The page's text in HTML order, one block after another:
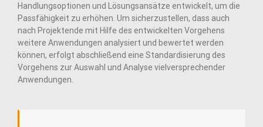
Handlungsoptionen und Lösungsansätze entwickelt, um die
Passfähigkeit zu erhöhen. Um sicherzustellen, dass auch
nach Projektende mit Hilfe des entwickelten Vorgehens
weitere Anwendungen analysiert und bewertet werden
können, erfolgt abschließend eine Standardisierung des
Vorgehens zur Auswahl und Analyse vielversprechender
Anwendungen.